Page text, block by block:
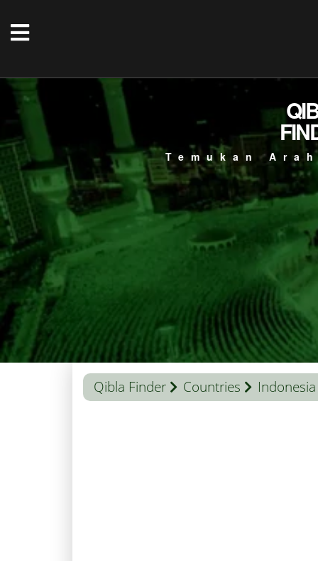
Temukan
Qibla Finder Countries Indonesia